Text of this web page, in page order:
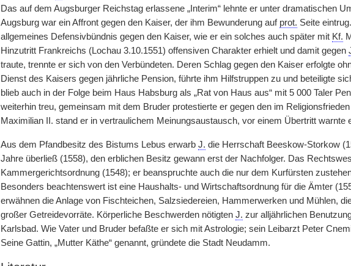
Das auf dem Augsburger Reichstag erlassene „Interim“ lehnte er unter dramatischen
Augsburg war ein Affront gegen den Kaiser, der ihm Bewunderung auf prot. Seite
allgemeines Defensivbündnis gegen den Kaiser, wie er ein solches auch später mit Kf.
Hinzutritt Frankreichs (Lochau 3.10.1551) offensiven Charakter erhielt und damit gegen
traute, trennte er sich von den Verbündeten. Deren Schlag gegen den Kaiser erfolgte
Dienst des Kaisers gegen jährliche Pension, führte ihm Hilfstruppen zu und beteiligte
blieb auch in der Folge beim Haus Habsburg als „Rat von Haus aus“ mit 5 000 Taler
weiterhin treu, gemeinsam mit dem Bruder protestierte er gegen den im
Maximilian II. stand er in vertraulichem Meinungsaustausch, vor einem Übertritt warnte
Aus dem Pfandbesitz des Bistums Lebus erwarb J. die Herrschaft Beeskow-Storkow
Jahre überließ (1558), den erblichen Besitz gewann erst der Nachfolger. Das
Kammergerichtsordnung (1548); er beanspruchte auch die nur dem Kurfürsten
Besonders beachtenswert ist eine Haushalts- und Wirtschaftsordnung für die Ämter
erwähnen die Anlage von Fischteichen, Salzsiedereien, Hammerwerken und Mühlen,
großer Getreidevorräte. Körperliche Beschwerden nötigten J. zur alljährlichen
Karlsbad. Wie Vater und Bruder befaßte er sich mit Astrologie; sein Leibarzt Peter
Seine Gattin, „Mutter Käthe“ genannt, gründete die Stadt Neudamm.